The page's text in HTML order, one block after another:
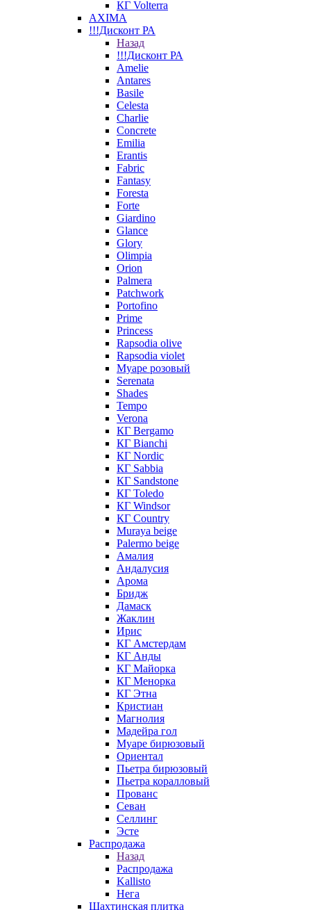
КГ Volterra
AXIMA
!!!Дисконт РА
Назад
!!!Дисконт РА
Amelie
Antares
Basile
Celesta
Charlie
Concrete
Emilia
Erantis
Fabric
Fantasy
Foresta
Forte
Giardino
Glance
Glory
Olimpia
Orion
Palmera
Patchwork
Portofino
Prime
Princess
Rapsodia olive
Rapsodia violet
Муаре розовый
Serenata
Shades
Tempo
Verona
КГ Bergamo
КГ Bianchi
КГ Nordic
КГ Sabbia
КГ Sandstone
КГ Toledo
КГ Windsor
КГ Сountry
Muraya beige
Palermo beige
Амалия
Андалусия
Арома
Бридж
Дамаск
Жаклин
Ирис
КГ Амстердам
КГ Анды
КГ Майорка
КГ Менорка
КГ Этна
Кристиан
Магнолия
Мадейра гол
Муаре бирюзовый
Ориентал
Пьетра бирюзовый
Пьетра коралловый
Прованс
Севан
Селлинг
Эсте
Распродажа
Назад
Распродажа
Kallisto
Нега
Шахтинская плитка